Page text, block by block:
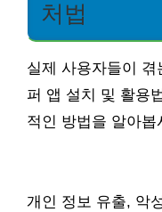
처법
실제 사용자들이 겪
퍼 앱 설치 및 활용
적인 방법을 알아봅
개인 정보 유출, 악